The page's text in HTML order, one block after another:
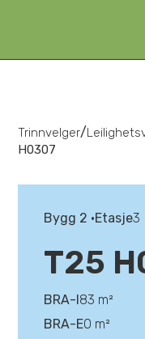
Trinnvelger/
H0307
Bygg 2 •Etasje3
T25
BRA-I83 m²
BRA-E0 m²